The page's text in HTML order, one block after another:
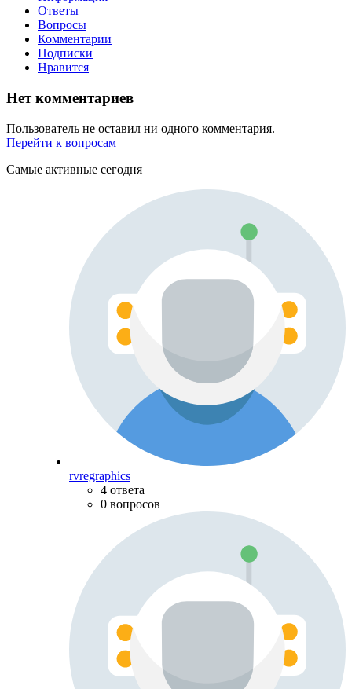
Ответы
Вопросы
Комментарии
Подписки
Нравится
Нет комментариев
Пользователь не оставил ни одного комментария.
Перейти к вопросам
Самые активные сегодня
rvregraphics
4 ответа
0 вопросов